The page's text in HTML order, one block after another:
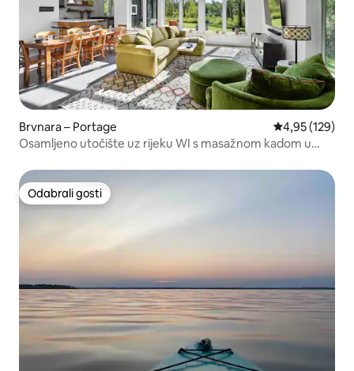
Brvnara – Portage Prosječna
4,95 (129)
Osamljeno utočište uz rijeku WI s masažnom kadom u
Odabrali gosti
Odabrali gosti